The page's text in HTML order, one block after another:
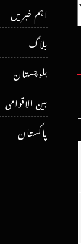
اہم خبریں
بلاگ
بلوچستان
بین الاقوامی
پاکستان